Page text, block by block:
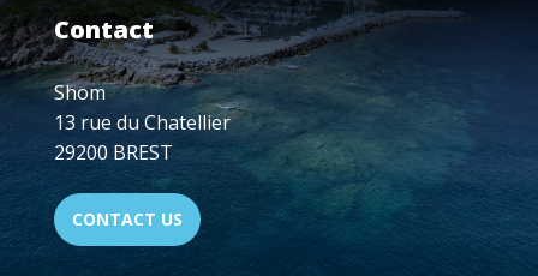
Contact
Shom
13 rue du Chatellier
29200 BREST
CONTACT US